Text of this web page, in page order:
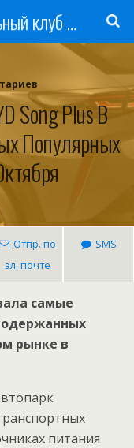
Калина Клуб - официальный клуб ЛАДА
Song Plus В
Популярных
Отпр. по
эл. почте
SMS
самые
рынке в
питания